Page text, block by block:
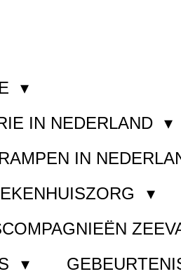
IN NEDERLAND
RAMPEN IN